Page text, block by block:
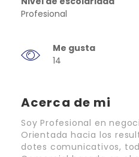
Profesional
Me gusta
14
Acerca de mi
Soy Profesional en
Orientada hacia los
dotes comunicativos,